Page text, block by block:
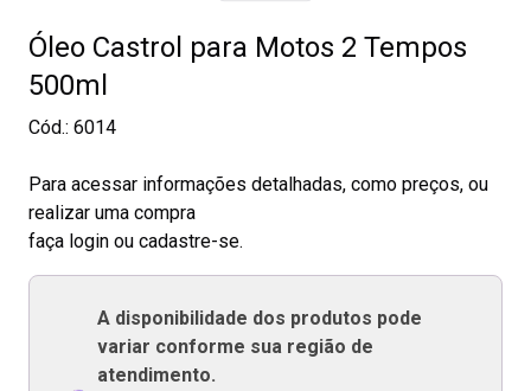
Óleo Castrol para Motos 2 Tempos
500ml
Cód.: 6014
Para acessar informações detalhadas, como preços, ou
realizar uma compra
faça login ou cadastre-se.
A disponibilidade dos produtos pode
variar conforme sua região de
atendimento.